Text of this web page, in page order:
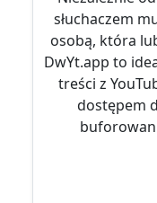
słuchaczem
osobą, która
DwYt.app to
treści z
dostępem